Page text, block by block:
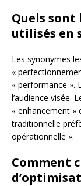
Quels sont
utilisés en
Les synonymes
«
« performance ».
l’audience visée.
« enhancement »
traditionnelle
opérationnelle ».
Comment